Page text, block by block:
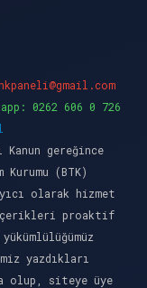
0262 606 0 726
gereğince
(BTK)
olarak hizmet
proaktif
yazdıkları
olup, siteye üye